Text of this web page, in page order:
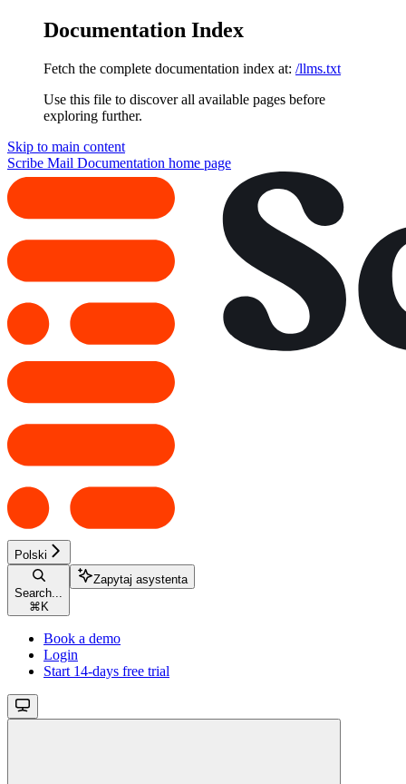
Documentation Index
Fetch the complete documentation index at: /llms.txt
Use this file to discover all available pages before
exploring further.
Skip to main content
Scribe Mail Documentation home page
Polski
Search...
⌘ K
Zapytaj asystenta
Book a demo
Login
Start 14-days free trial